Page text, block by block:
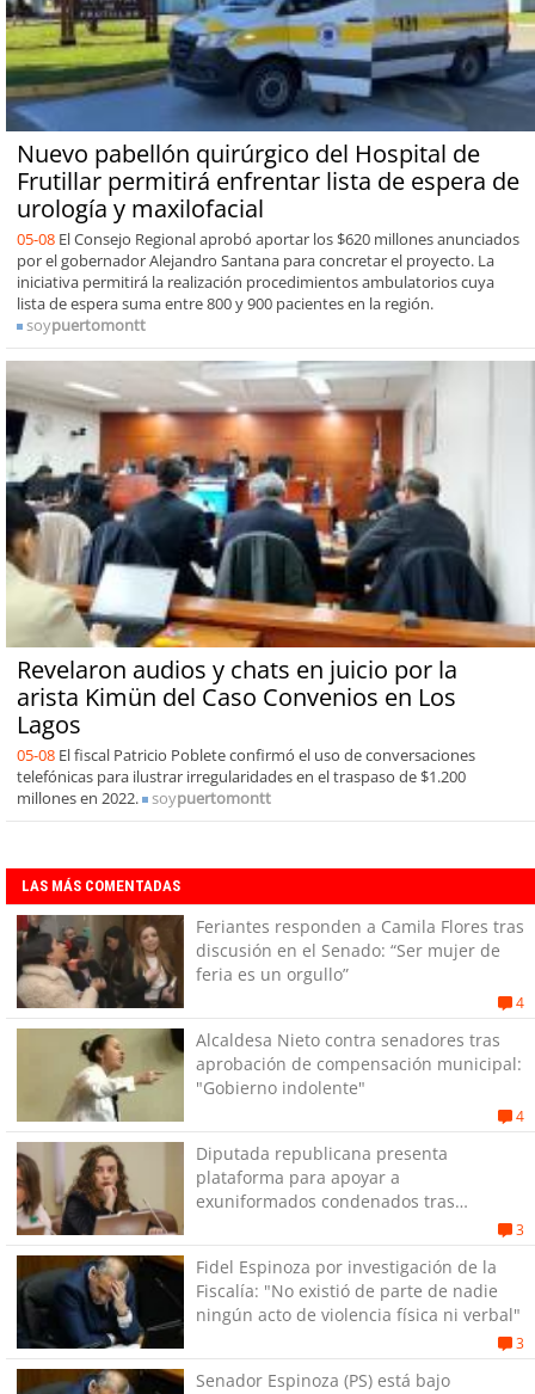
Nuevo pabellón quirúrgico del Hospital de
Frutillar permitirá enfrentar lista de espera de
urología y maxilofacial
05-08 El Consejo Regional aprobó aportar los $620 millones anunciados
por el gobernador Alejandro Santana para concretar el proyecto. La
iniciativa permitirá la realización procedimientos ambulatorios cuya
lista de espera suma entre 800 y 900 pacientes en la región.
soypuertomontt
Revelaron audios y chats en juicio por la
arista Kimün del Caso Convenios en Los
Lagos
05-08 El fiscal Patricio Poblete confirmó el uso de conversaciones
telefónicas para ilustrar irregularidades en el traspaso de $1.200
millones en 2022.
soypuertomontt
LAS MÁS COMENTADAS
Feriantes responden a Camila Flores tras
discusión en el Senado: “Ser mujer de
feria es un orgullo”
4
Alcaldesa Nieto contra senadores tras
aprobación de compensación municipal:
"Gobierno indolente"
4
Diputada republicana presenta
plataforma para apoyar a
exuniformados condenados tras
3
Fidel Espinoza por investigación de la
Fiscalía: "No existió de parte de nadie
ningún acto de violencia física ni verbal"
3
Senador Espinoza (PS) está bajo